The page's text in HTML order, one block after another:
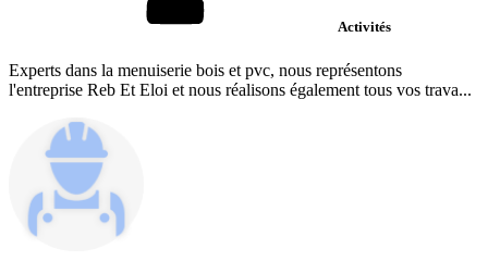
Activités
Experts dans la menuiserie bois et pvc, nous représentons
l'entreprise Reb Et Eloi et nous réalisons également tous vos trava...